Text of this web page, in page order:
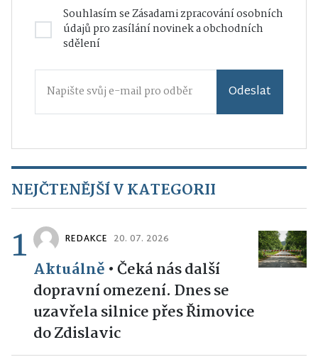
Souhlasím seZásadami zpracování osobních
údajůpro zasílání novinek a obchodních
sdělení
Odeslat
NEJČTENĚJŠÍ V KATEGORII
1 REDAKCE 20. 07. 2026
Aktuálně •Čeká nás další
dopravní omezení. Dnes se
uzavřela silnice přes Řimovice
do Zdislavic